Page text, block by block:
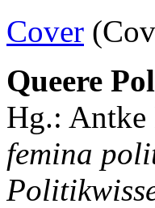
Cover
Queere
Hg.: Antke
femina